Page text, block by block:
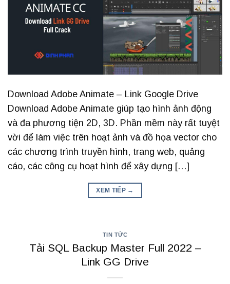
Download Adobe Animate – Link Google Drive
Download Adobe Animate giúp tạo hình ảnh động
và đa phương tiện 2D, 3D. Phần mềm này rất tuyệt
vời để làm việc trên hoạt ảnh và đồ họa vector cho
các chương trình truyền hình, trang web, quảng
cáo, các công cụ hoạt hình để xây dựng […]
XEM TIẾP →
TIN TỨC
Tải SQL Backup Master Full 2022 –
Link GG Drive